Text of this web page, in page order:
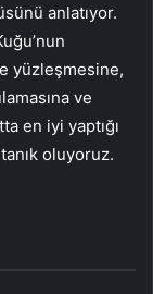
anlatıyor.
yüzleşmesine,
ve
en iyi yaptığı
oluyoruz.